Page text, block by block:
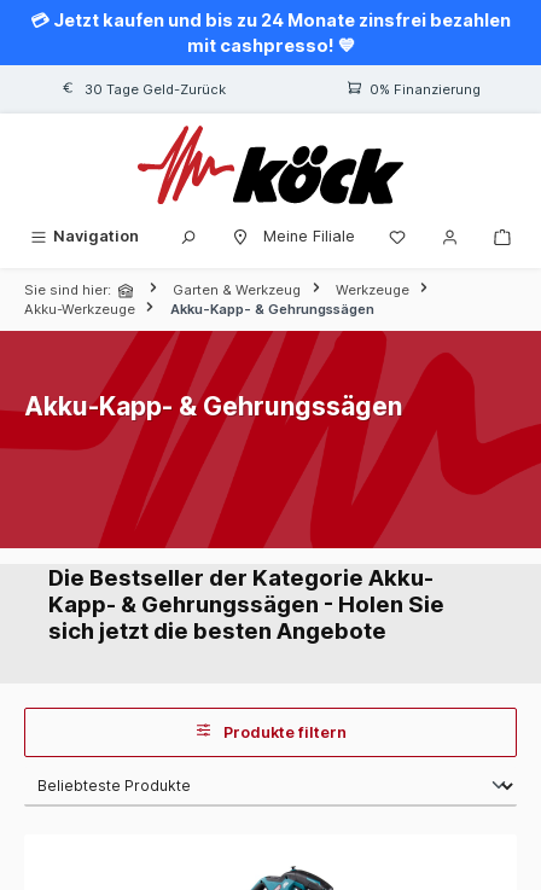
springen
💳 Jetzt kaufen und bis zu 24 Monate zinsfrei bezahlen
mit cashpresso! 💙
30 Tage Geld-Zurück 0% Finanzierung
Navigation Meine Filiale
Sie sind hier: Garten & Werkzeug
Werkzeuge
Akku-Werkzeuge
Akku-Kapp- & Gehrungssägen
Akku-Kapp- & Gehrungssägen
Die Bestseller der Kategorie Akku-
Kapp- & Gehrungssägen - Holen Sie
sich jetzt die besten Angebote
Produkte filtern